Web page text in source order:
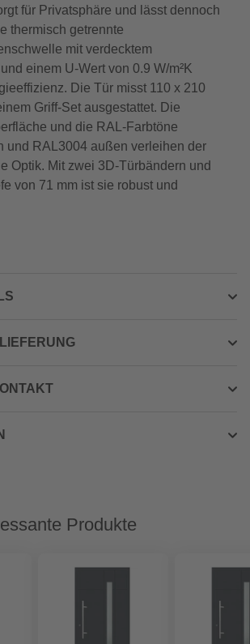
für Privatsphäre und lässt dennoch
thermisch getrennte
mit verdecktem
einem U-Wert von 0.9 W/m²K
Die Tür misst 110 x 210
Griff-Set ausgestattet. Die
und die RAL-Farbtöne
und RAL3004 außen verleihen der
Optik. Mit zwei 3D-Türbändern und
von 71 mm ist sie robust und
Produkte